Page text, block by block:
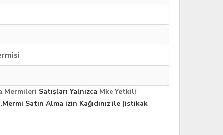
Mermileri Satışları Yalnızca Mke Yetkili
Mermi Satın Alma izin Kağıdınız ile (istikak